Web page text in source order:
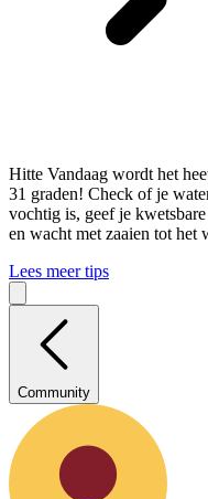
Hitte Vandaag wordt het
31 graden! Check of je
vochtig is, geef je
en wacht met zaaien tot het
Lees meer tips
Community